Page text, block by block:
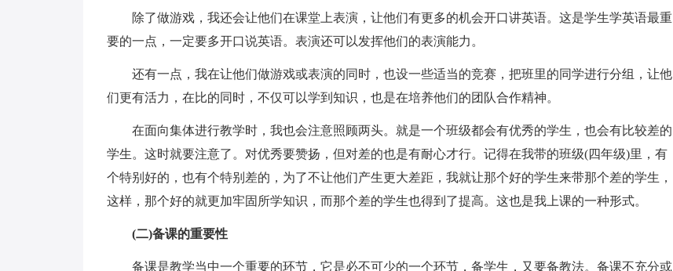
除了做游戏，我还会让他们在课堂上表演，让他们有更多的机会开口讲英语。这是学生学英语最重
要的一点，一定要多开口说英语。表演还可以发挥他们的表演能力。
还有一点，我在让他们做游戏或表演的同时，也设一些适当的竞赛，把班里的同学进行分组，让他
们更有活力，在比的同时，不仅可以学到知识，也是在培养他们的团队合作精神。
在面向集体进行教学时，我也会注意照顾两头。就是一个班级都会有优秀的学生，也会有比较差的
学生。这时就要注意了。对优秀要赞扬，但对差的也是有耐心才行。记得在我带的班级(四年级)里，有
个特别好的，也有个特别差的，为了不让他们产生更大差距，我就让那个好的学生来带那个差的学生，
这样，那个好的就更加牢固所学知识，而那个差的学生也得到了提高。这也是我上课的一种形式。
(二)备课的重要性
备课是教学当中一个重要的环节，它是必不可少的一个环节，备学生，又要备教法。备课不充分或